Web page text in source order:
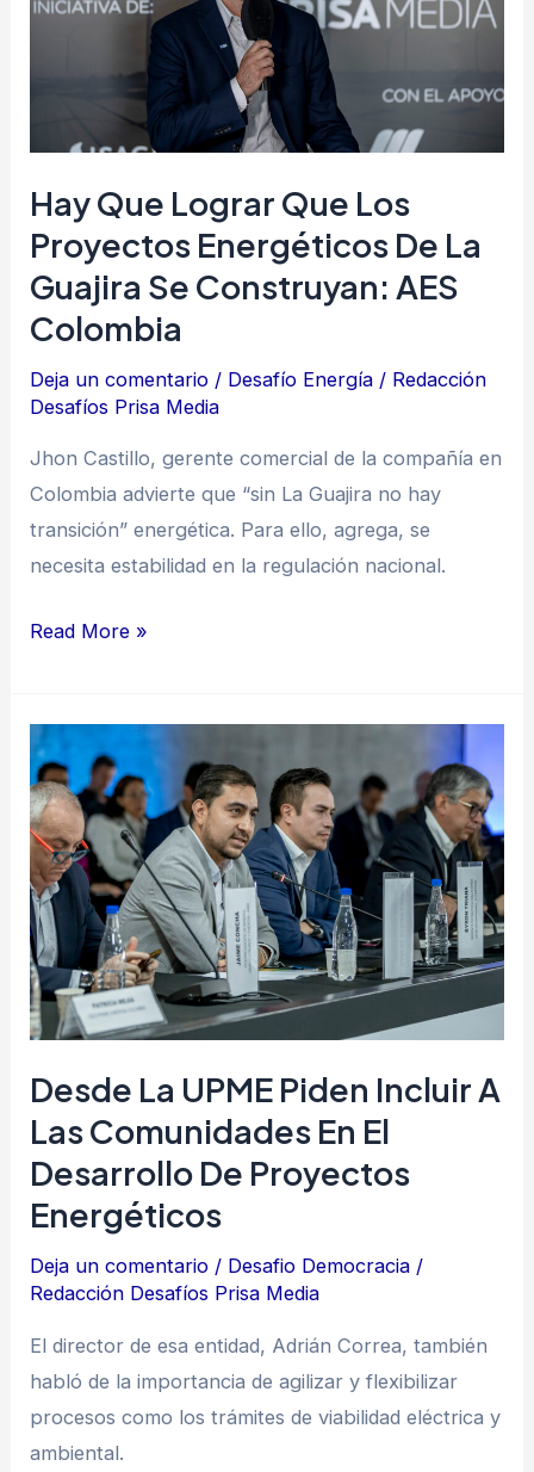
Hay Que Lograr Que Los
Proyectos Energéticos De La
Guajira Se Construyan: AES
Colombia
Deja un comentario / Desafío Energía / Redacción
Desafíos Prisa Media
Jhon Castillo, gerente comercial de la compañía en
Colombia advierte que “sin La Guajira no hay
transición” energética. Para ello, agrega, se
necesita estabilidad en la regulación nacional.
que
proyectos
energéticos
de
La
Guajira
se
construyan:
AES
Colombia
Read More »
Desde La UPME Piden Incluir A
Las Comunidades En El
Desarrollo De Proyectos
Energéticos
Deja un comentario / Desafio Democracia /
Redacción Desafíos Prisa Media
El director de esa entidad, Adrián Correa, también
habló de la importancia de agilizar y flexibilizar
procesos como los trámites de viabilidad eléctrica y
ambiental.
Desde
la
UPME
piden
incluir
a
las
comunidades
en
desarrollo
de
proyectos
energéticos